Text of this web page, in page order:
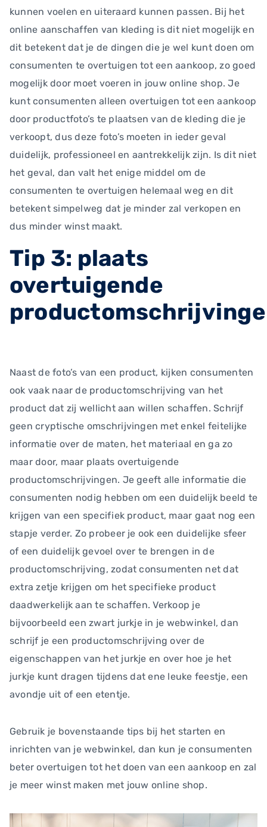
kunnen voelen en uiteraard kunnen passen. Bij het
online aanschaffen van kleding is dit niet mogelijk en
dit betekent dat je de dingen die je wel kunt doen om
consumenten te overtuigen tot een aankoop, zo goed
mogelijk door moet voeren in jouw online shop. Je
kunt consumenten alleen overtuigen tot een aankoop
door productfoto’s te plaatsen van de kleding die je
verkoopt, dus deze foto’s moeten in ieder geval
duidelijk, professioneel en aantrekkelijk zijn. Is dit niet
het geval, dan valt het enige middel om de
consumenten te overtuigen helemaal weg en dit
betekent simpelweg dat je minder zal verkopen en
dus minder winst maakt.
Tip 3: plaats
overtuigende
Naast de foto’s van een product, kijken consumenten
ook vaak naar de productomschrijving van het
product dat zij wellicht aan willen schaffen. Schrijf
geen cryptische omschrijvingen met enkel feitelijke
informatie over de maten, het materiaal en ga zo
maar door, maar plaats overtuigende
productomschrijvingen. Je geeft alle informatie die
consumenten nodig hebben om een duidelijk beeld te
krijgen van een specifiek product, maar gaat nog een
stapje verder. Zo probeer je ook een duidelijke sfeer
of een duidelijk gevoel over te brengen in de
productomschrijving, zodat consumenten net dat
extra zetje krijgen om het specifieke product
daadwerkelijk aan te schaffen. Verkoop je
bijvoorbeeld een zwart jurkje in je webwinkel, dan
schrijf je een productomschrijving over de
eigenschappen van het jurkje en over hoe je het
jurkje kunt dragen tijdens dat ene leuke feestje, een
avondje uit of een etentje.
Gebruik je bovenstaande tips bij het starten en
inrichten van je webwinkel, dan kun je consumenten
beter overtuigen tot het doen van een aankoop en zal
je meer winst maken met jouw online shop.